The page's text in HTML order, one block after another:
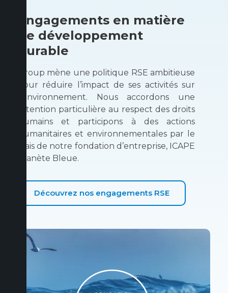
Engagements en matière
de développement
durable
Group mène une politique RSE ambitieuse
pour réduire l’impact de ses activités sur
l’environnement. Nous accordons une
attention particulière au respect des droits
humains et participons à des actions
humanitaires et environnementales par le
biais de notre fondation d’entreprise, ICAPE
Planète Bleue.
Découvrez nos engagements RSE